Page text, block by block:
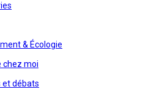
& Écologie
chez moi
et débats